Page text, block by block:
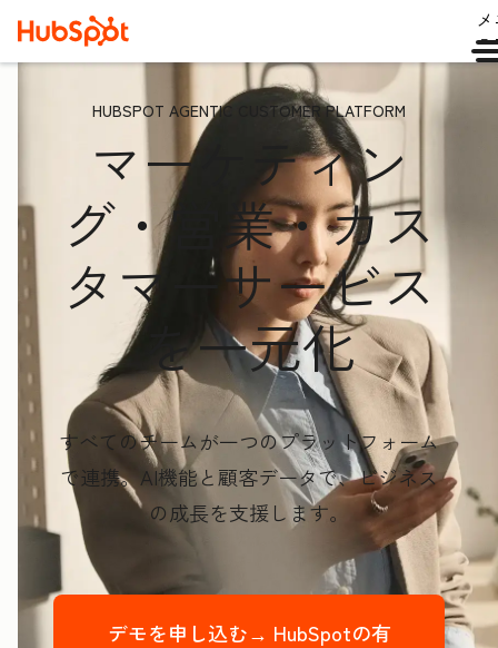
HUBSPOT AGENTIC CUSTOMER PLATFORM
マーケティン
グ・営業・カス
タマーサービス
を一元化
すべてのチームが一つのプラットフォーム
で連携。AI機能と顧客データで、ビジネス
の成長を支援します。
デモを申し込む→ HubSpotの有